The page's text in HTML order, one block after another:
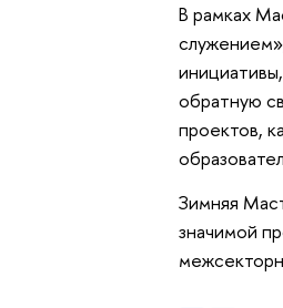
В рамках
обратную
проектов,
Зимняя
значимой